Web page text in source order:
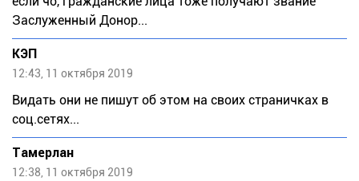
Заслуженный Донор...
КЭП
12:43, 11 октября 2019
Видать они не пишут об этом на своих страничках в
соц.сетях...
Тaмeрлан
12:38, 11 октября 2019